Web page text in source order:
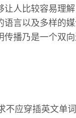
人比较容易理
言以及多样的
播乃是一个双
不应穿插英文单